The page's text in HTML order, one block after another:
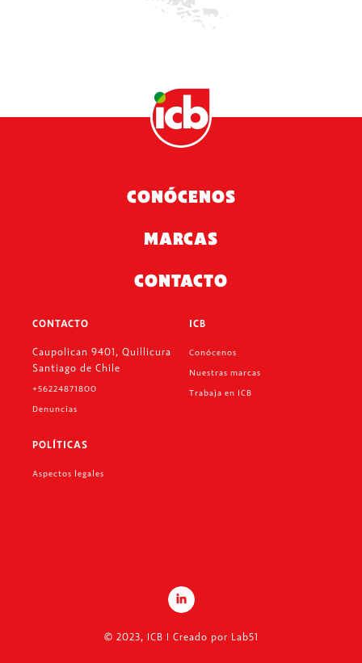
CONÓCENOS
MARCAS
CONTACTO
CONTACTO
Caupolican 9401, Quillicura
Santiago de Chile
+56224871800
Denuncias
ICB
Conócenos
Nuestras marcas
Trabaja en ICB
POLÍTICAS
Aspectos legales
© 2023, ICB I Creado por Lab51